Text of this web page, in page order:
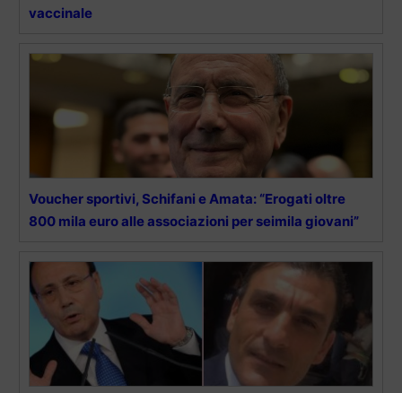
vaccinale
Voucher sportivi, Schifani e Amata: “Erogati oltre
800 mila euro alle associazioni per seimila giovani”